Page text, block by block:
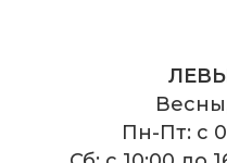
Пн-Пт: с